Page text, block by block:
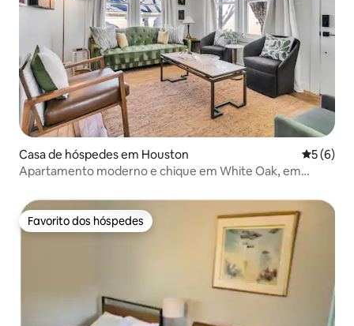
Casa de hóspedes em Houston
5 (6)
Apartamento moderno e chique em White Oak, em
Favorito dos hóspedes
Favorito dos hóspedes